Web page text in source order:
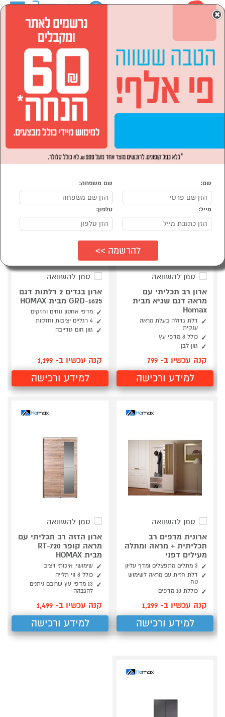
רהיטים לבית
ארונות
ארונות בגדים
הסתר רשימת קטגוריות
ארון 2 דלתות (2) ארונות הזזה (1)
ארונות בגדים HOMAX
סמן להשוואה
ארון רב תכליתי עם
מראה דגם שגיא מבית
Homax
דלת גדולה בעלת מראה
ענקית
כולל 8 מדפי עץ
גוון לבן
קנה עכשיו ב- 799
למידע ורכישה
סמן להשוואה
ארון בגדים 2 דלתות דגם
GRD-1625 מבית HOMAX
מדפי אחסון נוחים וחזקים
4 רגליים יציבות וחזקות
גוון חום גודייבה
קנה עכשיו ב- 1,199
למידע ורכישה
סמן להשוואה
ארונית מדפים רב
תכליתית + מראה ומתלה
מעילים דפני
3 מתלים מתפצלים ומדף עליון
דלת חזית עם מראה לשימוש
נוח
כוללת 10 מדפים
קנה עכשיו ב- 1,299
למידע ורכישה
סמן להשוואה
ארון הזזה רב תכליתי עם
מראה קופר RT-720
מבית HOMAX
שימושי, איכותי ויציב
כולל 8 ווי תלייה
13 מדפי עץ שרובם ניתנים
להגבהה
קנה עכשיו ב- 1,499
למידע ורכישה
×
שם: שם משפחה:
מייל: טלפון: